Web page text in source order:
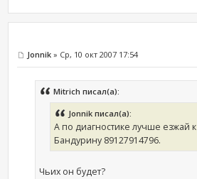
Jonnik » Ср, 10 окт 2007 17:54
Mitrich писал(а):
Jonnik писал(а):
А по диагностике лучше езжай к
Бандурину 89127914796.
Чьих он будет?